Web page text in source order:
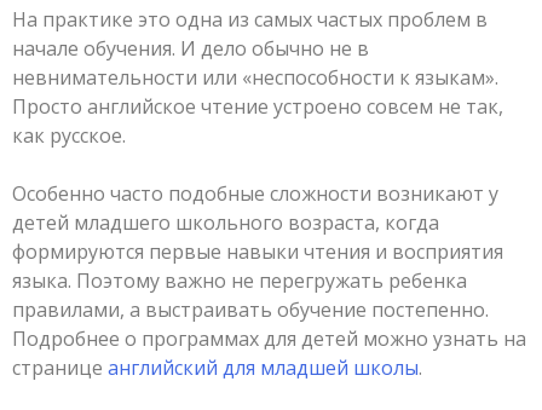
На практике это одна из самых частых проблем в
начале обучения. И дело обычно не в
невнимательности или «неспособности к языкам».
Просто английское чтение устроено совсем не так,
как русское.
Особенно часто подобные сложности возникают у
детей младшего школьного возраста, когда
формируются первые навыки чтения и восприятия
языка. Поэтому важно не перегружать ребенка
правилами, а выстраивать обучение постепенно.
Подробнее о программах для детей можно узнать на
странице английский для младшей школы.